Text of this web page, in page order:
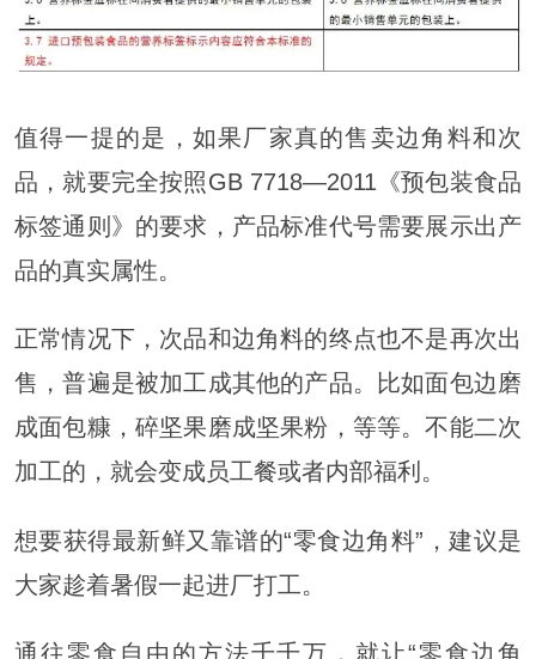
值得一提的是，如果厂家真的售卖边角料和次
品，就要完全按照GB 7718—2011《预包装食品
标签通则》的要求，产品标准代号需要展示出产
品的真实属性。
正常情况下，次品和边角料的终点也不是再次出
售，普遍是被加工成其他的产品。比如面包边磨
成面包糠，碎坚果磨成坚果粉，等等。不能二次
加工的，就会变成员工餐或者内部福利。
想要获得最新鲜又靠谱的“零食边角料”，建议是
大家趁着暑假一起进厂打工。
通往零食自由的方法千千万，就让“零食边角